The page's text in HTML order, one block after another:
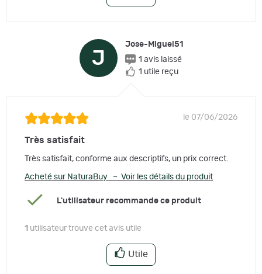
J
Jose-Miguel51
1 avis laissé
1 utile reçu
le 07/06/2026
Très satisfait
Très satisfait, conforme aux descriptifs, un prix correct.
Acheté sur NaturaBuy – Voir les détails du produit
L'utilisateur recommande ce produit
1 utilisateur trouve cet avis utile
Utile